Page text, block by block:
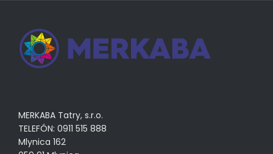
MERKABA Tatry, s.r.o.
TELEFÓN: 0911 515 888
Mlynica 162